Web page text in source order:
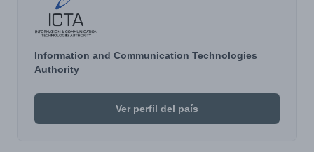
Information and Communication Technologies
Authority
Ver perfil del país